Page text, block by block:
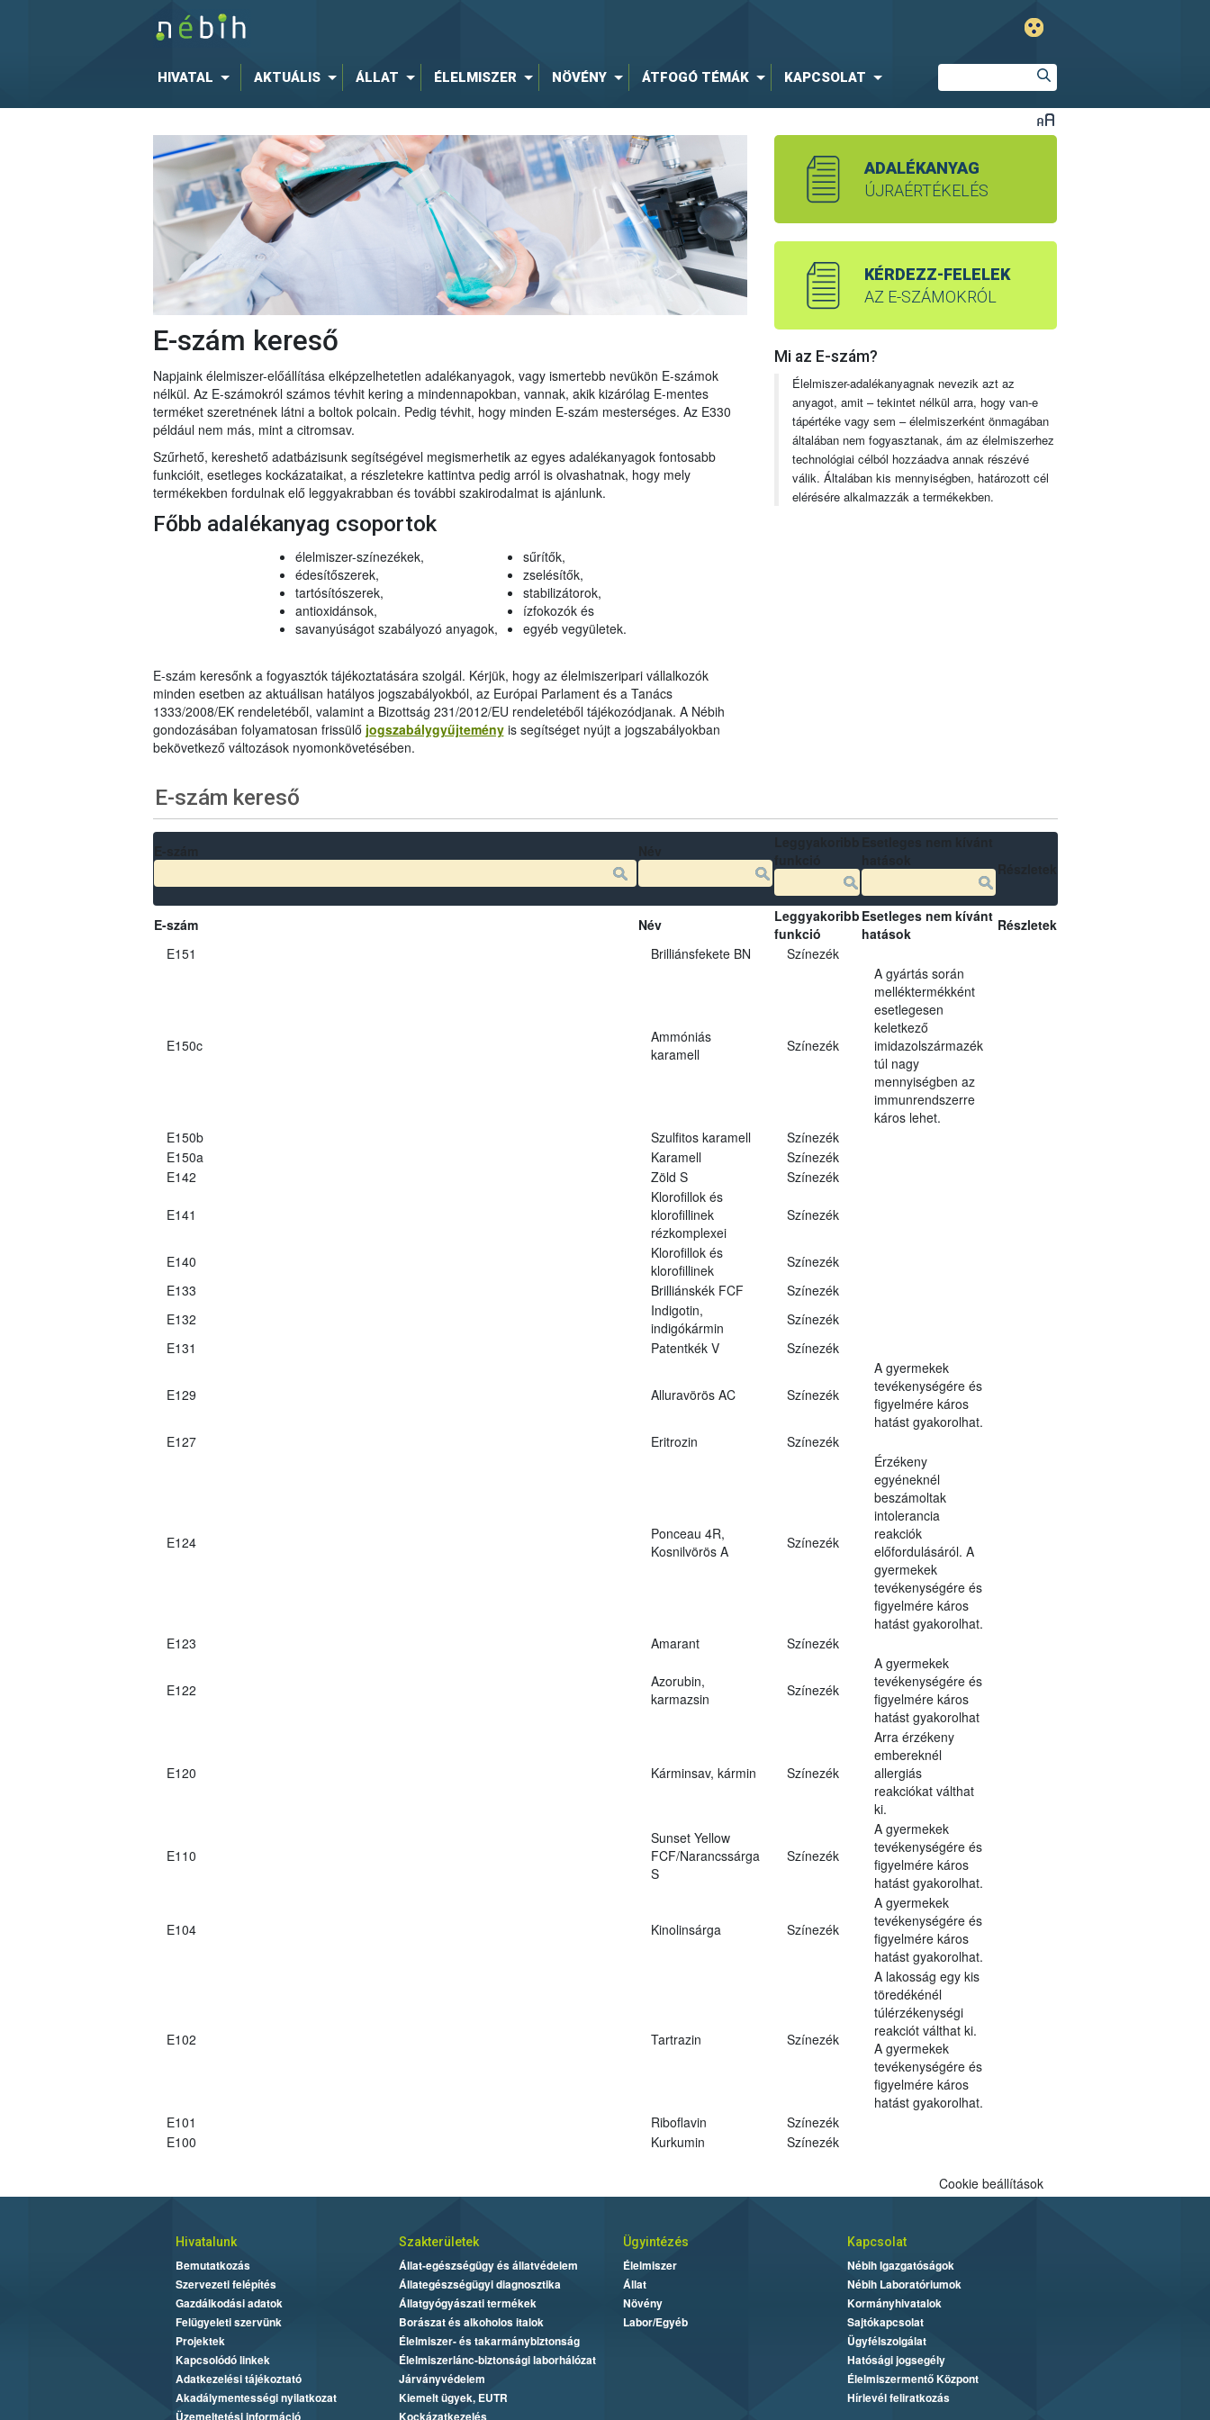
HIVATAL AKTUÁLIS ÁLLAT ÉLELMISZER NÖVÉNY ÁTFOGÓ TÉMÁK KAPCSOLAT
E-szám kereső
Napjaink élelmiszer-előállítása elképzelhetetlen adalékanyagok, vagy ismertebb nevükön E-számok
nélkül. Az E-számokról számos tévhit kering a mindennapokban, vannak, akik kizárólag E-mentes
terméket szeretnének látni a boltok polcain. Pedig tévhit, hogy minden E-szám mesterséges. Az E330
például nem más, mint a citromsav.
Szűrhető, kereshető adatbázisunk segítségével megismerhetik az egyes adalékanyagok fontosabb
funkcióit, esetleges kockázataikat, a részletekre kattintva pedig arról is olvashatnak, hogy mely
termékekben fordulnak elő leggyakrabban és további szakirodalmat is ajánlunk.
Főbb adalékanyag csoportok
élelmiszer-színezékek,
édesítőszerek,
tartósítószerek,
antioxidánsok,
savanyúságot szabályozó anyagok,
sűrítők,
zselésítők,
stabilizátorok,
ízfokozók és
egyéb vegyületek.
E-szám keresőnk a fogyasztók tájékoztatására szolgál. Kérjük, hogy az élelmiszeripari vállalkozók
minden esetben az aktuálisan hatályos jogszabályokból, az Európai Parlament és a Tanács
1333/2008/EK rendeletéből, valamint a Bizottság 231/2012/EU rendeletéből tájékozódjanak. A Nébih
gondozásában folyamatosan frissülő jogszabálygyűjteményis segítséget nyújt a jogszabályokban
bekövetkező változások nyomonkövetésében.
ADALÉKANYAG
ÚJRAÉRTÉKELÉS
KÉRDEZZ-FELELEK
AZ E-SZÁMOKRÓL
Mi az E-szám?
Élelmiszer-adalékanyagnak nevezik azt az
anyagot, amit – tekintet nélkül arra, hogy van-e
tápértéke vagy sem – élelmiszerként önmagában
általában nem fogyasztanak, ám az élelmiszerhez
technológiai célból hozzáadva annak részévé
válik. Általában kis mennyiségben, határozott cél
elérésére alkalmazzák a termékekben.
E-szám kereső
E-szám Név
Leggyakoribb
funkció
Esetleges nem kívánt
hatások
Részletek
E151
Brilliánsfekete BN Színezék
E150c
Ammóniás
karamell
Színezék
A gyártás során
melléktermékként
esetlegesen
keletkező
imidazolszármazék
túl nagy
mennyiségben az
immunrendszerre
káros lehet.
E150b
Szulfitos karamell
Színezék
E150a
Karamell
Színezék
E142
Zöld S Színezék
E141
Klorofillok és
klorofillinek
rézkomplexei
Színezék
E140
Klorofillok és
klorofillinek
Színezék
E133
Brilliánskék FCF
Színezék
E132
Indigotin,
indigókármin
Színezék
E131
Patentkék V Színezék
E129 Alluravörös AC Színezék
A gyermekek
tevékenységére és
figyelmére káros
hatást gyakorolhat.
E127
Eritrozin Színezék
E124
Ponceau 4R,
Kosnilvörös A
Színezék
Érzékeny
egyéneknél
beszámoltak
intolerancia
reakciók
előfordulásáról. A
gyermekek
tevékenységére és
figyelmére káros
hatást gyakorolhat.
E123
Amarant Színezék
E122
Azorubin,
karmazsin
Színezék
A gyermekek
tevékenységére és
figyelmére káros
hatást gyakorolhat
E120 Kárminsav, kármin Színezék
Arra érzékeny
embereknél
allergiás
reakciókat válthat
ki.
E110
Sunset Yellow
FCF/Narancssárga
S
Színezék
A gyermekek
tevékenységére és
figyelmére káros
hatást gyakorolhat.
E104 Kinolinsárga Színezék
A gyermekek
tevékenységére és
figyelmére káros
hatást gyakorolhat.
E102 Tartrazin Színezék
A lakosság egy kis
töredékénél
túlérzékenységi
reakciót válthat ki.
A gyermekek
tevékenységére és
figyelmére káros
hatást gyakorolhat.
E101
Riboflavin
Színezék
E100
Kurkumin Színezék
Cookie beállítások
Hivatalunk
Bemutatkozás
Szervezeti felépítés
Gazdálkodási adatok
Felügyeleti szervünk
Projektek
Kapcsolódó linkek
Adatkezelési tájékoztató
Akadálymentességi nyilatkozat
Üzemeltetési információ
Szakterületek
Állat-egészségügy és állatvédelem
Állategészségügyi diagnosztika
Állatgyógyászati termékek
Borászat és alkoholos italok
Élelmiszer- és takarmánybiztonság
Élelmiszerlánc-biztonsági laborhálózat
Járványvédelem
Kiemelt ügyek, EUTR
Kockázatkezelés
Ügyintézés
Élelmiszer
Állat
Növény
Labor/Egyéb
Kapcsolat
Nébih Igazgatóságok
Nébih Laboratóriumok
Kormányhivatalok
Sajtókapcsolat
Ügyfélszolgálat
Hatósági jogsegély
Élelmiszermentő Központ
Hírlevél feliratkozás